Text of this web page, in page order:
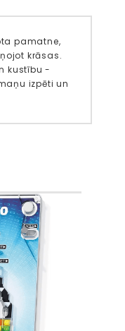
pamatne,
krāsas.
kustību -
izpēti un